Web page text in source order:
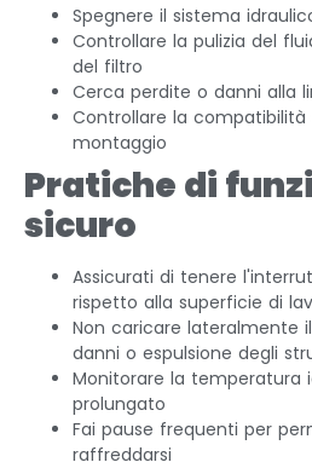
Spegnere il sistema
Controllare la pulizia del
del filtro
Cerca perdite o danni alla
Controllare la compatibilità
montaggio
Pratiche di
sicuro
Assicurati di tenere
rispetto alla superficie di
Non caricare lateralmente
danni o espulsione degli
Monitorare la temperatura
prolungato
Fai pause frequenti per
raffreddarsi